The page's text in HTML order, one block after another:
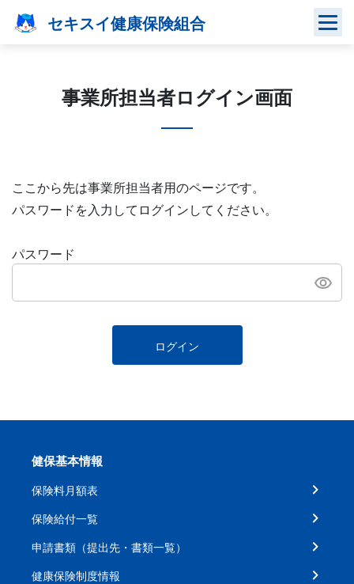
セキスイ健康保険組合
事業所担当者ログイン画面
ここから先は事業所担当者用のページです。
パスワードを入力してログインしてください。
パスワード
ログイン
健保基本情報
保険料月額表
保険給付一覧
申請書類（提出先・書類一覧）
健康保険制度情報